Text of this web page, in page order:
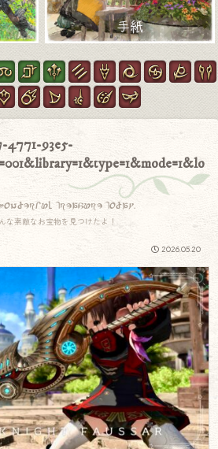
手紙
4771-93e5-
treasure today.
な素敵なお宝物を見つけたよ！
2026.05.20